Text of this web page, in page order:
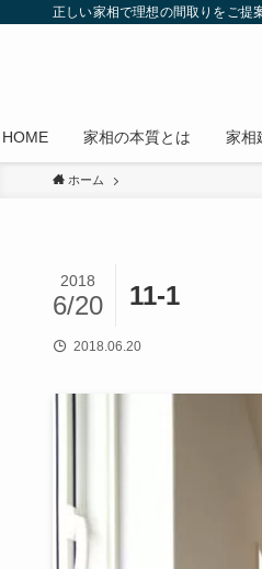
正しい家相で理想の間取りをご提
HOME 家相の本質とは 家相
ホーム
11-1
2018
6/20
2018.06.20